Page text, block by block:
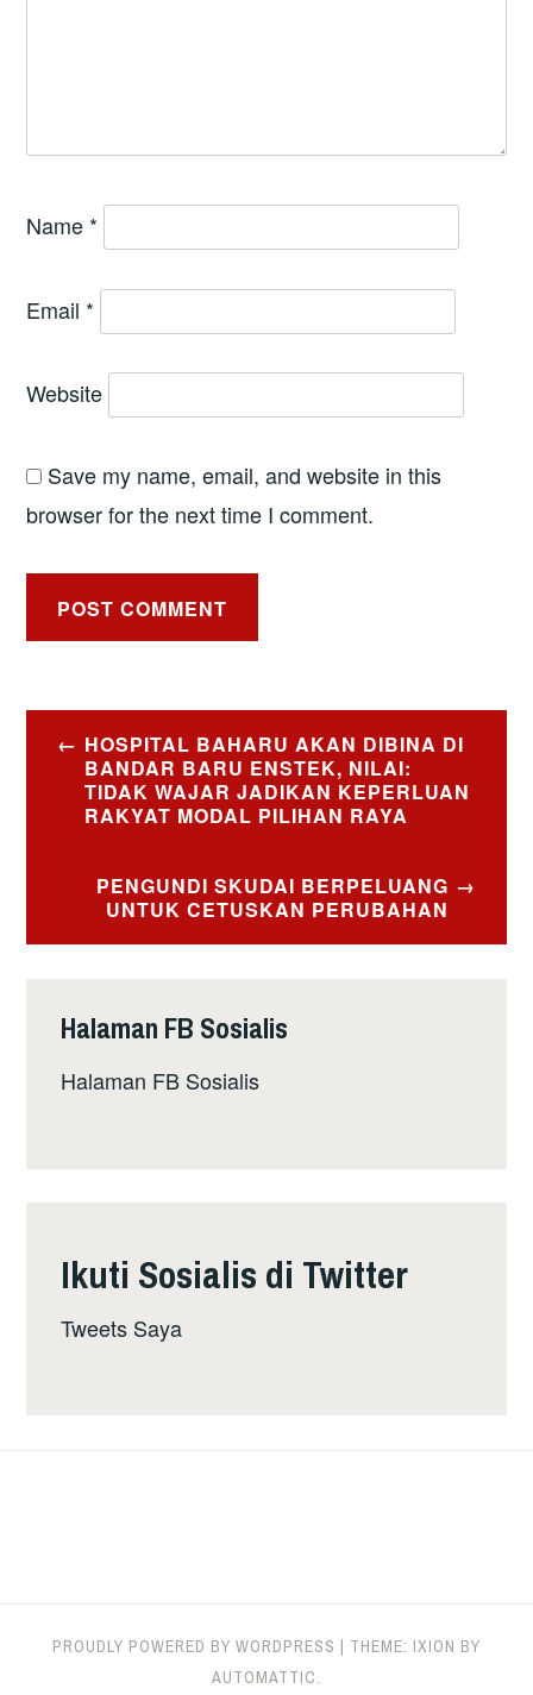
Name *
Email *
Website
Save my name, email, and website in this
browser for the next time I comment.
Post
navigation
HOSPITAL BAHARU AKAN DIBINA DI
BANDAR BARU ENSTEK, NILAI:
TIDAK WAJAR JADIKAN KEPERLUAN
RAKYAT MODAL PILIHAN RAYA
PENGUNDI SKUDAI BERPELUANG
UNTUK CETUSKAN PERUBAHAN
Halaman FB Sosialis
Halaman FB Sosialis
Ikuti Sosialis di Twitter
Tweets Saya
PROUDLY POWERED BY WORDPRESS | THEME: IXION BY
AUTOMATTIC.